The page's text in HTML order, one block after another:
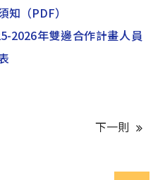
知 （PDF）
2026年雙邊合作計畫人員
下一則